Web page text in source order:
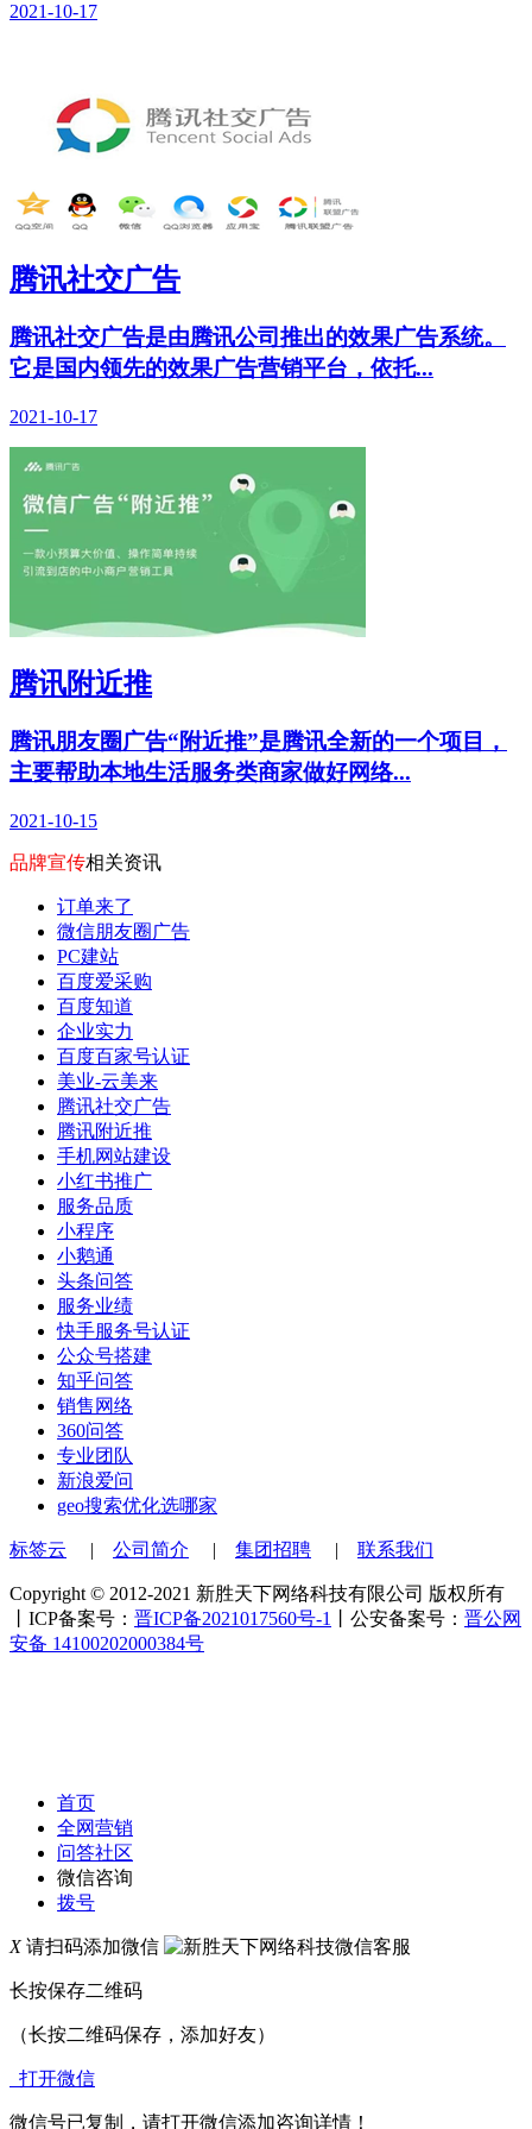
2021-10-17
腾讯社交广告
腾讯社交广告是由腾讯公司推出的效果广告系统。
它是国内领先的效果广告营销平台，依托...
2021-10-17
腾讯附近推
腾讯朋友圈广告“附近推”是腾讯全新的一个项目，
主要帮助本地生活服务类商家做好网络...
2021-10-15
品牌宣传相关资讯
订单来了
微信朋友圈广告
PC建站
百度爱采购
百度知道
企业实力
百度百家号认证
美业-云美来
腾讯社交广告
腾讯附近推
手机网站建设
小红书推广
服务品质
小程序
小鹅通
头条问答
服务业绩
快手服务号认证
公众号搭建
知乎问答
销售网络
360问答
专业团队
新浪爱问
geo搜索优化选哪家
标签云 | 公司简介 | 集团招聘 | 联系我们
Copyright © 2012-2021 新胜天下网络科技有限公司 版权所有
丨ICP备案号： 晋ICP备2021017560号-1 丨公安备案号： 晋公网
安备 14100202000384号
首页
全网营销
问答社区
微信咨询
拨号
X请扫码添加微信
长按保存二维码
（长按二维码保存，添加好友）
打开微信
微信号已复制，请打开微信添加咨询详情！